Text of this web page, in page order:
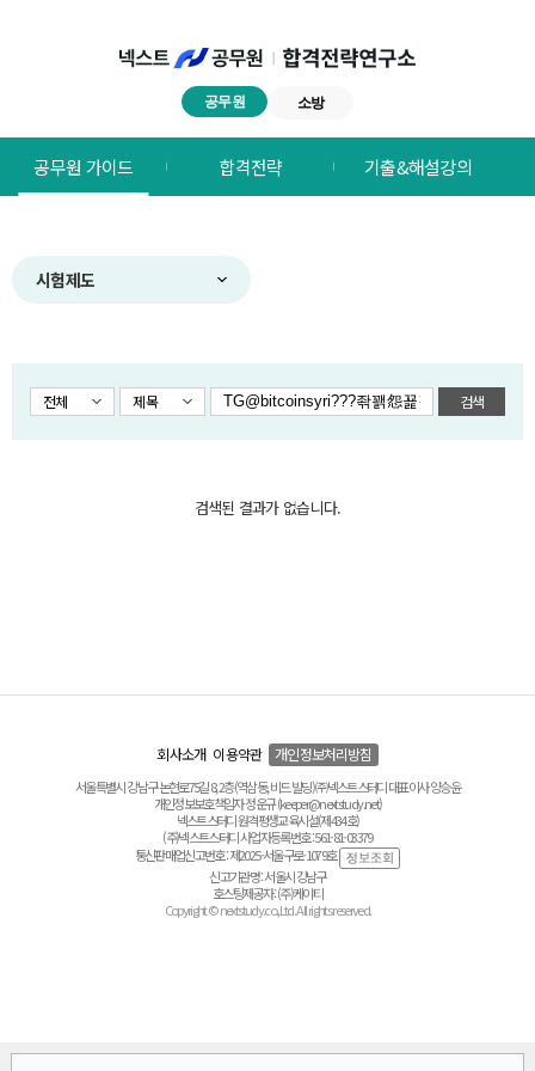
공무원 소방
합격전략연구소
메뉴
공무원 가이드 합격전략 기출&해설강의
시험제도
전체 제목 검색
검색된 결과가 없습니다.
회사소개 이용약관 개인정보처리방침
서울특별시 강남구 논현로75길 8, 2층(역삼동, 비드 빌딩) ㈜넥스트스터디 대표이사 양승윤
개인정보보호책임자 정운규 (keeper@nextstudy.net)
넥스트스터디 원격평생교육시설(제434호)
(주)넥스트스터디 사업자등록번호 : 561-81-03379
통신판매업신고번호 : 제2025-서울구로-1079호
신고기관명 : 서울시 강남구
호스팅제공자 : (주)케이티
Copyright © nextstudy.co.,Ltd. All rights reserved.